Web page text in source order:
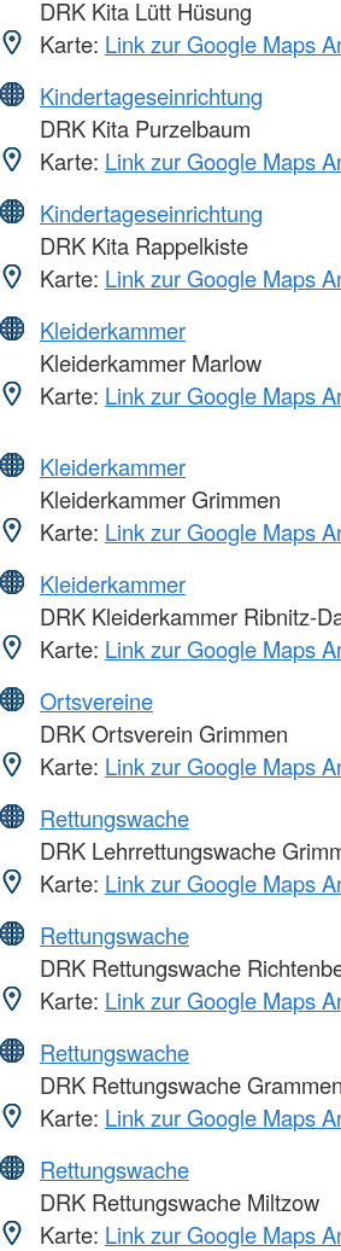
DRK Kita Lütt Hüsung
Karte: Link zur Google Maps
Kindertageseinrichtung
DRK Kita Purzelbaum
Karte: Link zur Google Maps
Kindertageseinrichtung
DRK Kita Rappelkiste
Karte: Link zur Google Maps
Kleiderkammer
Kleiderkammer Marlow
Karte: Link zur Google Maps
Kleiderkammer
Kleiderkammer Grimmen
Karte: Link zur Google Maps
Kleiderkammer
DRK Kleiderkammer Ribnitz-
Karte: Link zur Google Maps
Ortsvereine
DRK Ortsverein Grimmen
Karte: Link zur Google Maps
Rettungswache
DRK Lehrrettungswache
Karte: Link zur Google Maps
Rettungswache
DRK Rettungswache
Karte: Link zur Google Maps
Rettungswache
DRK Rettungswache
Karte: Link zur Google Maps
Rettungswache
DRK Rettungswache Miltzow
Karte: Link zur Google Maps